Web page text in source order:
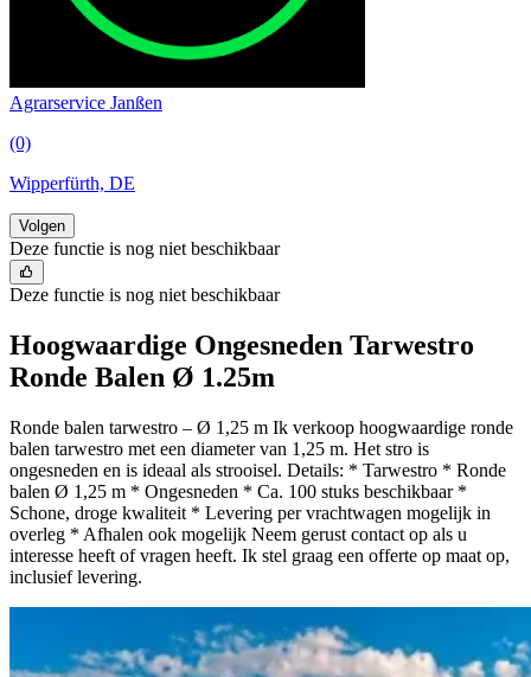
Agrarservice Janßen
(0)
Wipperfürth, DE
Volgen
Deze functie is nog niet beschikbaar
Deze functie is nog niet beschikbaar
Hoogwaardige Ongesneden Tarwestro
Ronde Balen Ø 1.25m
Ronde balen tarwestro – Ø 1,25 m Ik verkoop hoogwaardige ronde
balen tarwestro met een diameter van 1,25 m. Het stro is
ongesneden en is ideaal als strooisel. Details: * Tarwestro * Ronde
balen Ø 1,25 m * Ongesneden * Ca. 100 stuks beschikbaar *
Schone, droge kwaliteit * Levering per vrachtwagen mogelijk in
overleg * Afhalen ook mogelijk Neem gerust contact op als u
interesse heeft of vragen heeft. Ik stel graag een offerte op maat op,
inclusief levering.